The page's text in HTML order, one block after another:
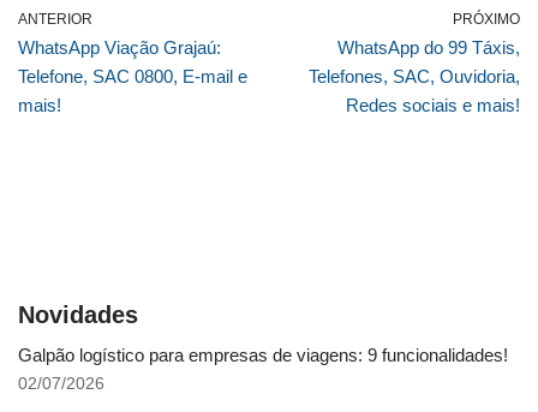
ANTERIOR
WhatsApp Viação Grajaú:
Telefone, SAC 0800, E-mail e
mais!
PRÓXIMO
WhatsApp do 99 Táxis,
Telefones, SAC, Ouvidoria,
Redes sociais e mais!
Novidades
Galpão logístico para empresas de viagens: 9 funcionalidades!
02/07/2026